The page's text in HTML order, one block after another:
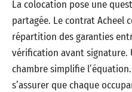
La colocation pose une
partagée. Le contrat Acheel
répartition des garanties
vérification avant signature.
chambre simplifie
s’assurer que chaque